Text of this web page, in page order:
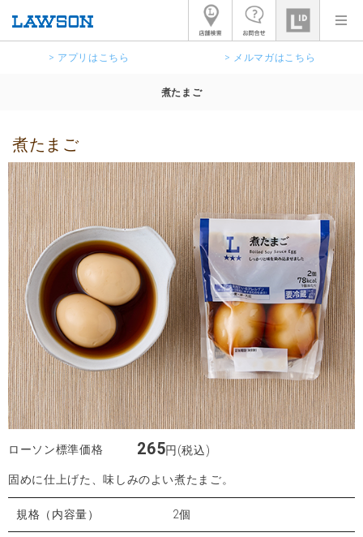
> アプリはこちら > メルマガはこちら
煮たまご
煮たまご
ローソン標準価格 265円(税込)
固めに仕上げた、味しみのよい煮たまご。
規格（内容量） 2個